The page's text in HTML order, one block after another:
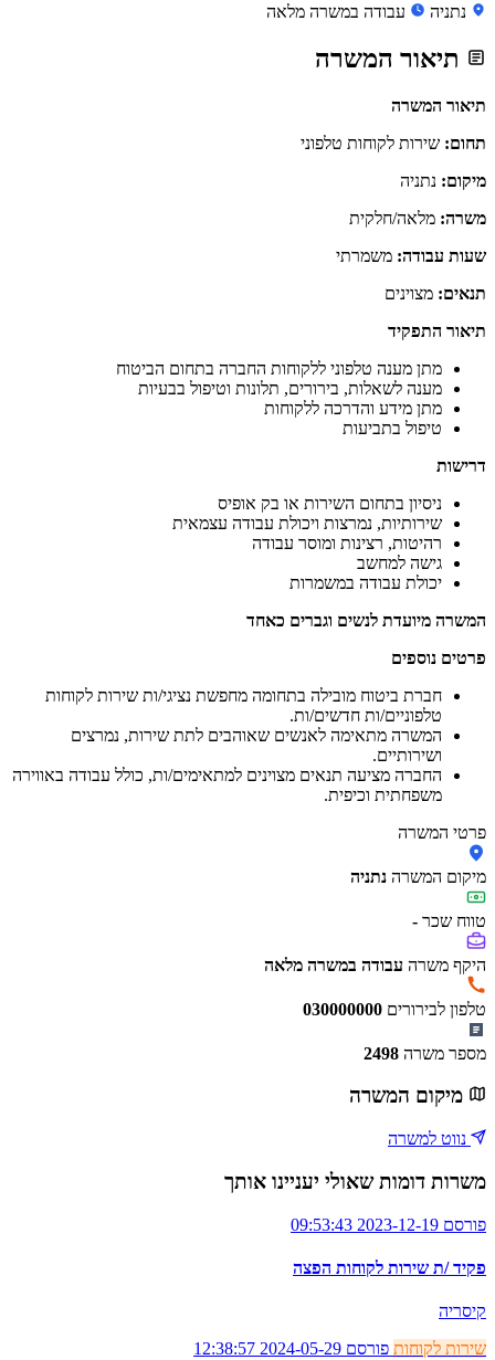
נתניה עבודה במשרה מלאה
תיאור המשרה
תיאור המשרה
תחום: שירות לקוחות טלפוני
מיקום: נתניה
משרה: מלאה/חלקית
שעות עבודה: משמרתי
תנאים: מצוינים
תיאור התפקיד
מתן מענה טלפוני ללקוחות החברה בתחום הביטוח
מענה לשאלות, בירורים, תלונות וטיפול בבעיות
מתן מידע והדרכה ללקוחות
טיפול בתביעות
דרישות
ניסיון בתחום השירות או בק אופיס
שירותיות, נמרצות ויכולת עבודה עצמאית
רהיטות, רצינות ומוסר עבודה
גישה למחשב
יכולת עבודה במשמרות
המשרה מיועדת לנשים וגברים כאחד
פרטים נוספים
חברת ביטוח מובילה בתחומה מחפשת נציגי/ות שירות לקוחות
טלפוניים/ות חדשים/ות.
המשרה מתאימה לאנשים שאוהבים לתת שירות, נמרצים
ושירותיים.
החברה מציעה תנאים מצוינים למתאימים/ות, כולל עבודה באווירה
משפחתית וכיפית.
פרטי המשרה
מיקום המשרה נתניה
טווח שכר -
היקף משרה עבודה במשרה מלאה
טלפון לבירורים 030000000
מספר משרה 2498
מיקום המשרה
נווט למשרה
משרות דומות שאולי יעניינו אותך
פורסם 2023-12-19 09:53:43
פקיד /ת שירות לקוחות הפצה
קיסריה
שירות לקוחות פורסם 2024-05-29 12:38:57